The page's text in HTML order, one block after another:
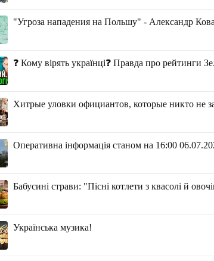
"Угроза нападения на Польшу" - Александр
❓ Кому вірять українці❓ Правда про рейтинги
Хитрые уловки официантов, которые никто не
Оперативна інформація станом на 16:00
Бабусині страви: "Пісні котлети з квасолі й
Українська музика!